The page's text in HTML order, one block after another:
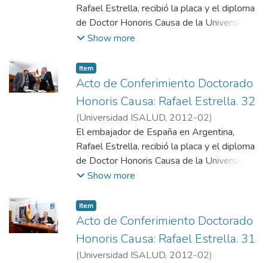
Universidad ISALUD
Rafael Estrella, recibió la placa y el diploma
de Doctor Honoris Causa de la Universidad
de manos del rector honorario y embajador
presidente de la Fundación ISALUD, Mario
González Astorquiza; y del vicerrector
Eugenio Zanarini.
Show more
Item
Acto de Conferimiento Doctorado
Honoris Causa: Rafael Estrella. 32
(Universidad ISALUD, 2012-02)
Departamento de Comunicación,
Universidad ISALUD
El embajador de España en Argentina,
Rafael Estrella, recibió la placa y el diploma
de Doctor Honoris Causa de la Universidad
de manos del rector honorario y embajador
presidente de la Fundación ISALUD, Mario
González Astorquiza; y del vicerrector
Eugenio Zanarini.
Show more
Item
Acto de Conferimiento Doctorado
Honoris Causa: Rafael Estrella. 31
(Universidad ISALUD, 2012-02)